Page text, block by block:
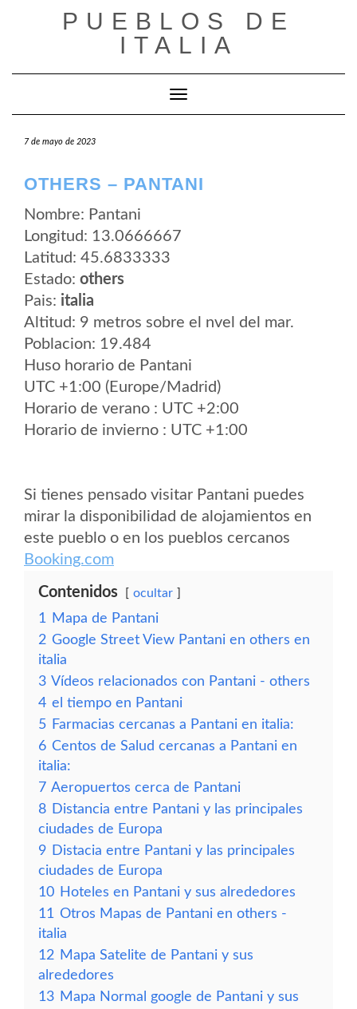
PUEBLOS DE
ITALIA
Cambiar modo de navegación
7 de mayo de 2023
OTHERS – PANTANI
Nombre: Pantani
Longitud: 13.0666667
Latitud: 45.6833333
Estado: others
Pais: italia
Altitud: 9 metros sobre el nvel del mar.
Poblacion: 19.484
Huso horario de Pantani
UTC +1:00 (Europe/Madrid)
Horario de verano : UTC +2:00
Horario de invierno : UTC +1:00
Si tienes pensado visitar Pantani puedes
mirar la disponibilidad de alojamientos en
este pueblo o en los pueblos cercanos
Booking.com
Contenidos ocultar
1
Mapa de Pantani
2 Google Street View Pantani en others en
italia
3 Vídeos relacionados con Pantani - others
4 el tiempo en Pantani
5 Farmacias cercanas a Pantani en italia:
6 Centos de Salud cercanas a Pantani en
italia:
7 Aeropuertos cerca de Pantani
8 Distancia entre Pantani y las principales
ciudades de Europa
9 Distacia entre Pantani y las principales
ciudades de Europa
10 Hoteles en Pantani y sus alrededores
11 Otros Mapas de Pantani en others -
italia
12 Mapa Satelite de Pantani y sus
alrededores
13 Mapa Normal google de Pantani y sus